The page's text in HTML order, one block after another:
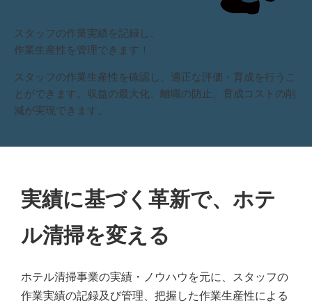
スタッフの作業実績を記録し、
作業生産性を管理できます！
スタッフの作業生産性を確認し、適正な評価・育成を行うこ
とができます。収益の最大化、離職の防止、育成コストの削
減が実現できます。
実績に基づく革新で、ホテ
ル清掃を変える
ホテル清掃事業の実績・ノウハウを元に、スタッフの
作業実績の記録及び管理、把握した作業生産性による